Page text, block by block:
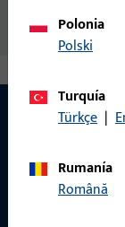
No hay
CONTACTO
¡Estamos
Polonia
Polski
Turquía
Türkçe |
Rumanía
Română